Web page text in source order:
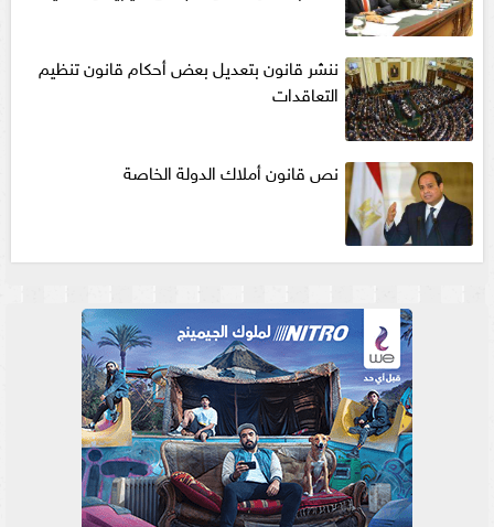
ننشر قانون بتعديل بعض أحكام قانون تنظيم
التعاقدات
نص قانون أملاك الدولة الخاصة